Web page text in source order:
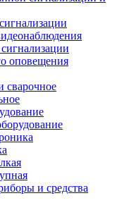
оповещения
сварочное
и средства